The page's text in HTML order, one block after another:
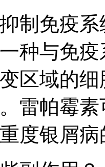
制免疫
种与免
区域的
雷帕霉
度银屑